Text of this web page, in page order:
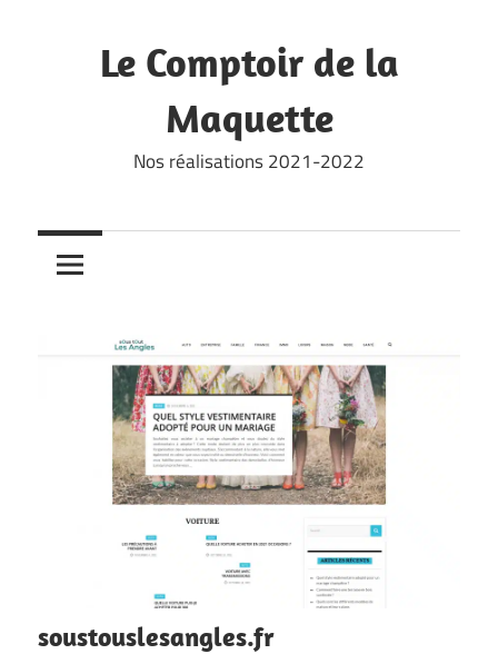
Le Comptoir de la
Maquette
Nos réalisations 2021-2022
soustouslesangles.fr